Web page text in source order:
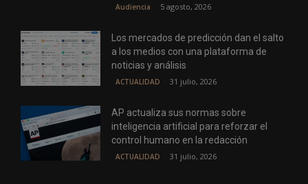
Audiencia 5 agosto, 2026
Los mercados de predicción dan el salto
a los medios con una plataforma de
noticias y análisis
ACTUALIDAD 31 julio, 2026
AP actualiza sus normas sobre
inteligencia artificial para reforzar el
control humano en la redacción
ACTUALIDAD 31 julio, 2026